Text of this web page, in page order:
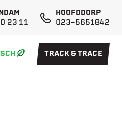
23 11
HOOFDDORP
023-5651842
TRACK & TRACE